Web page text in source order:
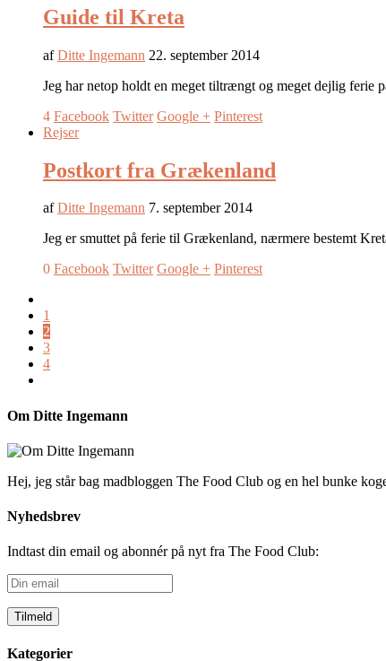
Guide til Kreta
afDitte Ingemann 22. september 2014
Jeg har netop holdt en meget tiltrængt og meget dejlig
4 Facebook Twitter Google + Pinterest
Rejser
Postkort fra Grækenland
afDitte Ingemann 7. september 2014
Jeg er smuttet på ferie til Grækenland, nærmere bestemt
0 Facebook Twitter Google + Pinterest
1
2
3
4
Om Ditte Ingemann
Hej, jeg står bag madbloggen The Food Club og en hel bunke
Nyhedsbrev
Indtast din email og abonnér på nyt fra The Food Club:
Din
Kategorier